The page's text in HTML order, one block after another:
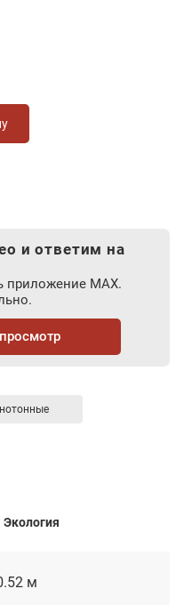
и ответим на
приложение MAX.
Экология
м